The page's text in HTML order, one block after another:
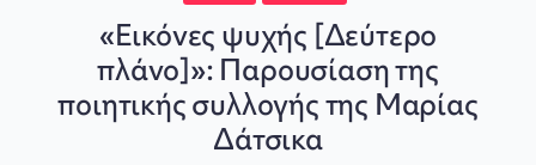
«Εικόνες ψυχής [Δεύτερο
πλάνο]»: Παρουσίαση της
ποιητικής συλλογής της Μαρίας
Δάτσικα